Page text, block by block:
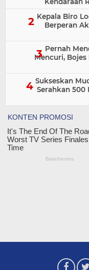
Kepala Biro
Berperan
Pernah
Mencuri,
Sukseskan
Serahkan 500